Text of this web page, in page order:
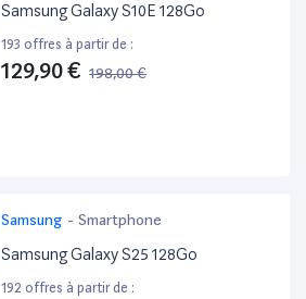
Samsung Galaxy S10E 128Go
193 offres à partir de :
129,90 € 198,00 €
Samsung - Smartphone
Samsung Galaxy S25 128Go
192 offres à partir de :